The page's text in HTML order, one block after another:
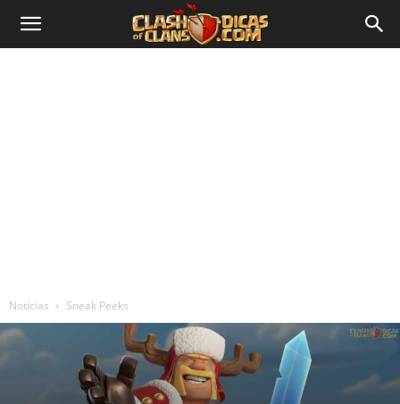
Notícias Sneak Peeks